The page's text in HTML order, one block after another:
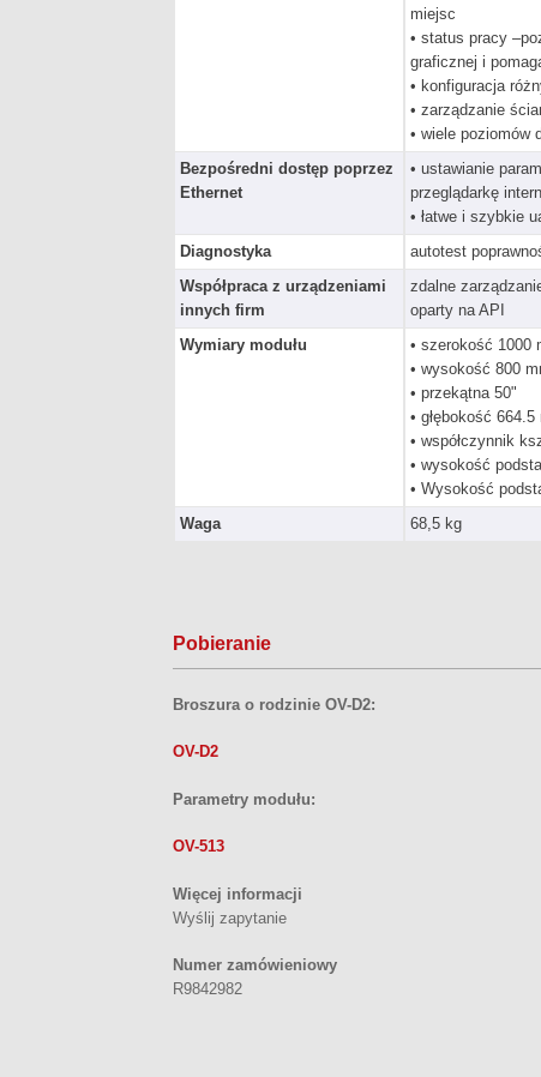
miejsc
• status pracy
graficznej i
• konfiguracja
• zarządzanie
• wiele poziomów
Bezpośredni dostęp poprzez
Ethernet
• ustawianie
przeglądarkę
• łatwe i szybkie
Diagnostyka
autotest
Współpraca z urządzeniami
innych firm
zdalne
oparty na API
Wymiary modułu
• szerokość 1000
• wysokość 800
• przekątna 50"
• głębokość
• współczynnik
• wysokość
• Wysokość
Waga
68,5 kg
Pobieranie
Broszura o rodzinie OV-D2:
OV-D2
Parametry modułu:
OV-513
Więcej informacji
Wyślij zapytanie
Numer zamówieniowy
R9842982